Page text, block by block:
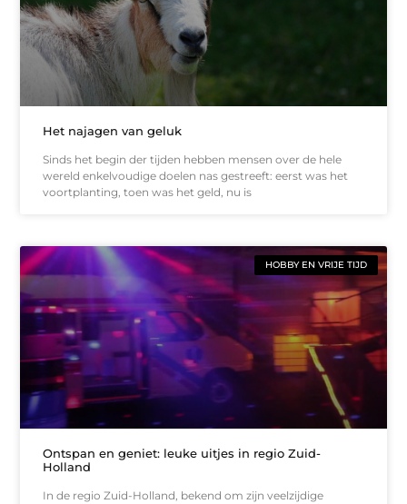
Het najagen van geluk
Sinds het begin der tijden hebben mensen over de hele
wereld enkelvoudige doelen nas gestreeft: eerst was het
voortplanting, toen was het geld, nu is
HOBBY EN VRIJE TIJD
Ontspan en geniet: leuke uitjes in regio Zuid-
Holland
In de regio Zuid-Holland, bekend om zijn veelzijdige